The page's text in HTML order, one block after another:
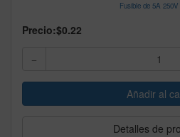
Fusible de 5A
Precio:$0.22
Detalles de